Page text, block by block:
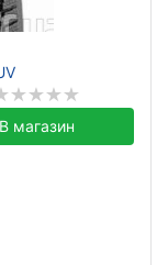
В магазин